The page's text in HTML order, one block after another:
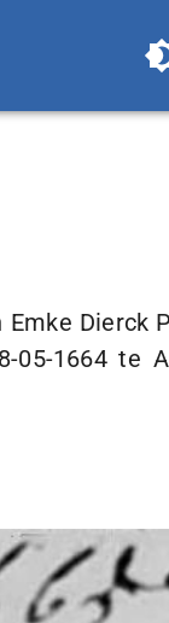
Dierck
05-1664te